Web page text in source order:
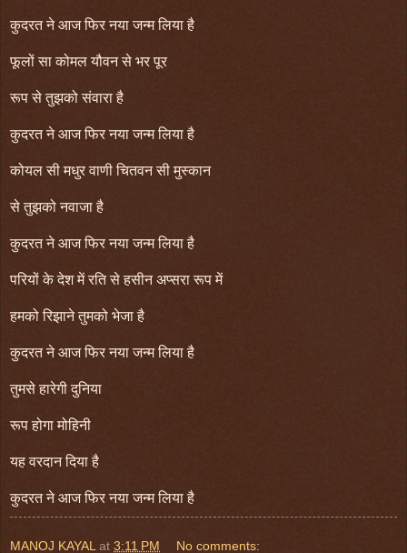
कुदरत ने आज फिर नया जन्म लिया है
फूलों सा कोमल यौवन से भर पूर
रूप से तुझको संवारा है
कुदरत ने आज फिर नया जन्म लिया है
कोयल सी मधुर वाणी चितवन सी मुस्कान
से तुझको नवाजा है
कुदरत ने आज फिर नया जन्म लिया है
परियों के देश में रति से हसीन अप्सरा रूप में
हमको रिझाने तुमको भेजा है
कुदरत ने आज फिर नया जन्म लिया है
तुमसे हारेगी दुनिया
रूप होगा मोहिनी
यह वरदान दिया है
कुदरत ने आज फिर नया जन्म लिया है
MANOJ KAYAL at 3:11 PM No comments: